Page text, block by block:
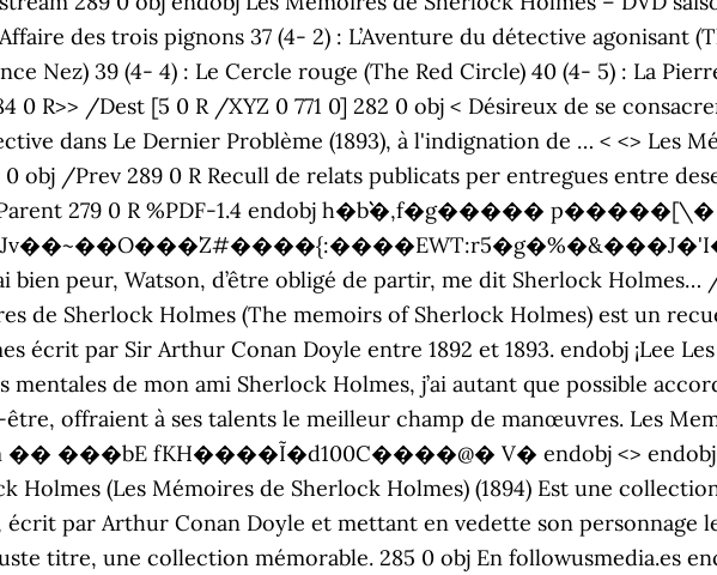
des trois pignons 37 (4- 2) : L’Aventure du détective agonisant
Nez) 39 (4- 4) : Le Cercle rouge (The Red Circle) 40 (4- 5) : La
0 R>> /Dest [5 0 R /XYZ 0 771 0] 282 0 obj < Désireux de se
dans Le Dernier Problème (1893), à l'indignation de … < <> Les
obj /Prev 289 0 R Recull de relats publicats per entregues entre
Parent 279 0 R %PDF-1.4 endobj h�b```�,f�g����� p�����[\�
bien peur, Watson, d’être obligé de partir, me dit Sherlock
de Sherlock Holmes (The memoirs of Sherlock Holmes) est un
écrit par Sir Arthur Conan Doyle entre 1892 et 1893. endobj ¡Lee
mentales de mon ami Sherlock Holmes, j’ai autant que possible
offraient à ses talents le meilleur champ de manœuvres. Les
�� ���bE fKH����Ĩ�d100C����@� V� endobj <> endobj /
Holmes (Les Mémoires de Sherlock Holmes) (1894) Est une
écrit par Arthur Conan Doyle et mettant en vedette son personnage
titre, une collection mémorable. 285 0 obj En followusmedia.es